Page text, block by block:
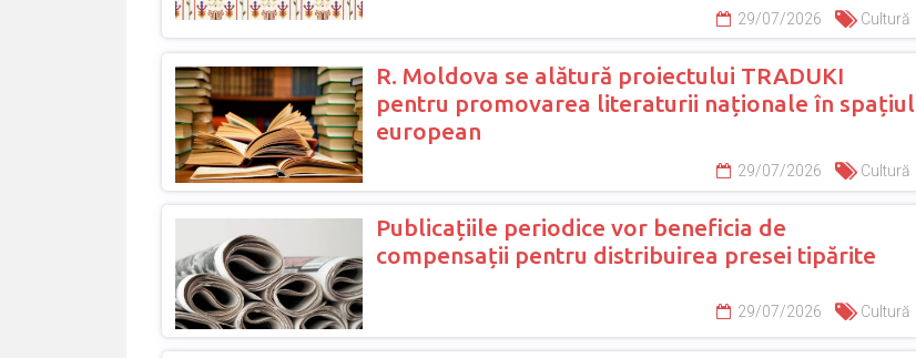
29/07/2026 Cultură
R. Moldova se alătură proiectului TRADUKI
pentru promovarea literaturii naționale în spațiul
european
29/07/2026 Cultură
Publicațiile periodice vor beneficia de
compensații pentru distribuirea presei tipărite
29/07/2026 Cultură